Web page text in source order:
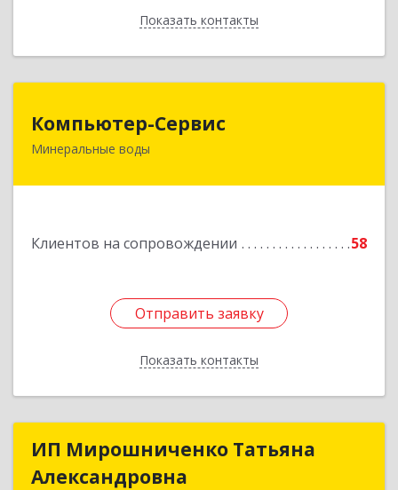
Показать контакты
Назад
Компьютер-Сервис
Минеральные воды
Клиентов на сопровождении 58
Отправить заявку
Показать контакты
357202, Ставропольский край, Минеральные
Отправить заявку
Назад
ИП Мирошниченко Татьяна
Александровна
ИП Мирошниченко Татьяна